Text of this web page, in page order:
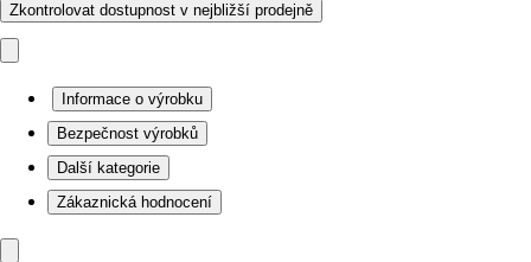
Zkontrolovat dostupnost v nejbližší prodejně
Informace o výrobku
Bezpečnost výrobků
Další kategorie
Zákaznická hodnocení